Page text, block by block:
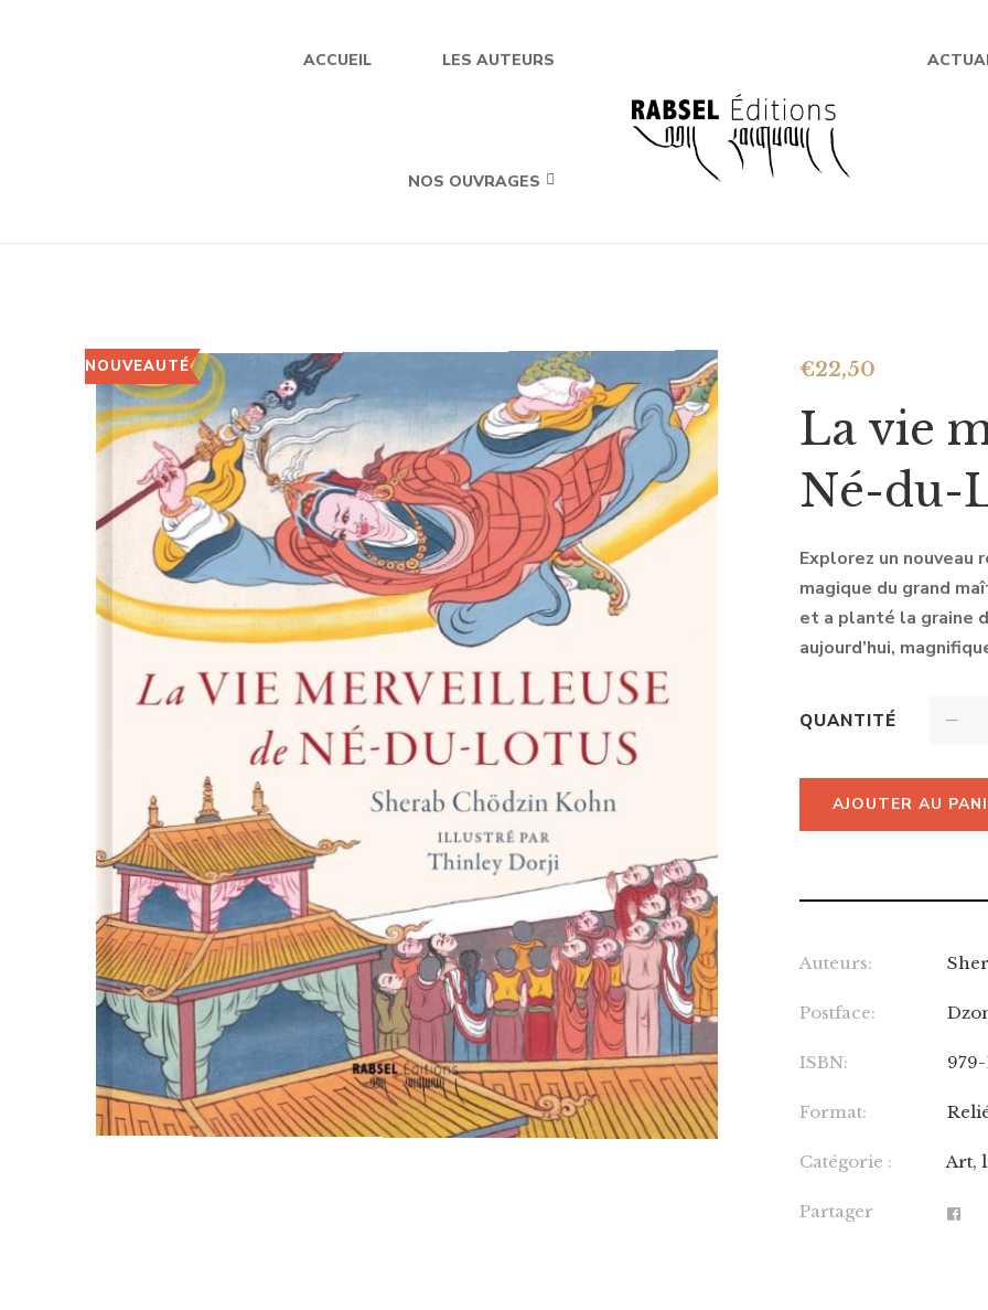
ACCUEIL LES AUTEURS
NOS OUVRAGES
NOUVEAUTÉ €22,50
La vie
Né-du-
Explorez un
magique du grand
et a planté la graine
aujourd’hui,
QUANTITÉ
AJOUTER AU
Auteurs:
Postface:
ISBN:
Format:
Catégorie : Art,
Partager